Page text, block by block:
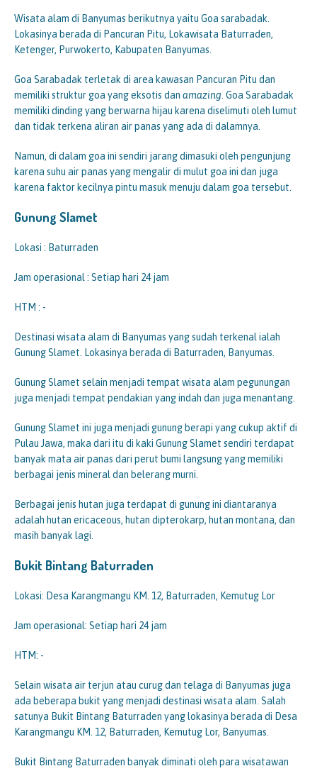
Wisata alam di Banyumas berikutnya yaitu Goa sarabadak.
Lokasinya berada di Pancuran Pitu, Lokawisata Baturraden,
Ketenger, Purwokerto, Kabupaten Banyumas.
Goa Sarabadak terletak di area kawasan Pancuran Pitu dan
memiliki struktur goa yang eksotis dan amazing. Goa Sarabadak
memiliki dinding yang berwarna hijau karena diselimuti oleh lumut
dan tidak terkena aliran air panas yang ada di dalamnya.
Namun, di dalam goa ini sendiri jarang dimasuki oleh pengunjung
karena suhu air panas yang mengalir di mulut goa ini dan juga
karena faktor kecilnya pintu masuk menuju dalam goa tersebut.
Gunung Slamet
Lokasi : Baturraden
Jam operasional : Setiap hari 24 jam
HTM : -
Destinasi wisata alam di Banyumas yang sudah terkenal ialah
Gunung Slamet. Lokasinya berada di Baturraden, Banyumas.
Gunung Slamet selain menjadi tempat wisata alam pegunungan
juga menjadi tempat pendakian yang indah dan juga menantang.
Gunung Slamet ini juga menjadi gunung berapi yang cukup aktif di
Pulau Jawa, maka dari itu di kaki Gunung Slamet sendiri terdapat
banyak mata air panas dari perut bumi langsung yang memiliki
berbagai jenis mineral dan belerang murni.
Berbagai jenis hutan juga terdapat di gunung ini diantaranya
adalah hutan ericaceous, hutan dipterokarp, hutan montana, dan
masih banyak lagi.
Bukit Bintang Baturraden
Lokasi: Desa Karangmangu KM. 12, Baturraden, Kemutug Lor
Jam operasional: Setiap hari 24 jam
HTM: -
Selain wisata air terjun atau curug dan telaga di Banyumas juga
ada beberapa bukit yang menjadi destinasi wisata alam. Salah
satunya Bukit Bintang Baturraden yang lokasinya berada di Desa
Karangmangu KM. 12, Baturraden, Kemutug Lor, Banyumas.
Bukit Bintang Baturraden banyak diminati oleh para wisatawan